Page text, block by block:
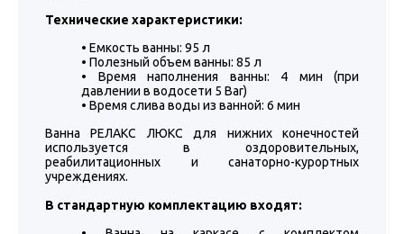
Технические характеристики:
• Емкость ванны: 95 л
• Полезный объем ванны: 85 л
• Время наполнения ванны: 4 мин (при
давлении в водосети 5 Bar)
• Время слива воды из ванной: 6 мин
Ванна РЕЛАКС ЛЮКС для нижних конечностей
используется в оздоровительных,
реабилитационных и санаторно-курортных
учреждениях.
В стандартную комплектацию входят: